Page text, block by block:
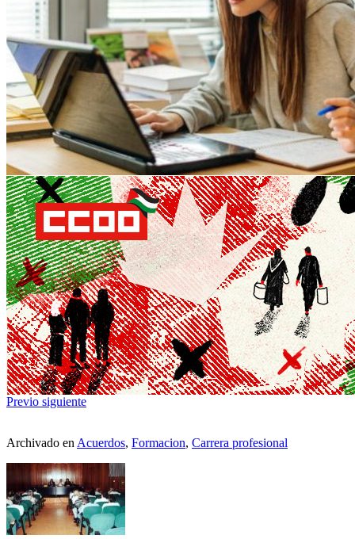
Previo siguiente
Archivado enAcuerdos, Formacion, Carrera profesional